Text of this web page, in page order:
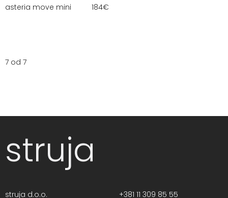
asteria move mini 184€
7 od 7
struja
struja d.o.o. +381 11 309 85 55